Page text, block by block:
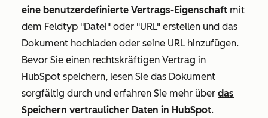
eine benutzerdefinierte Vertrags-Eigenschaft mit
dem Feldtyp "Datei" oder "URL" erstellen und das
Dokument hochladen oder seine URL hinzufügen.
Bevor Sie einen rechtskräftigen Vertrag in
HubSpot speichern, lesen Sie das Dokument
sorgfältig durch und erfahren Sie mehr über das
Speichern vertraulicher Daten in HubSpot.